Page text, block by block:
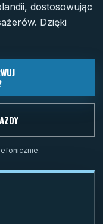
dostosowując
Dzięki